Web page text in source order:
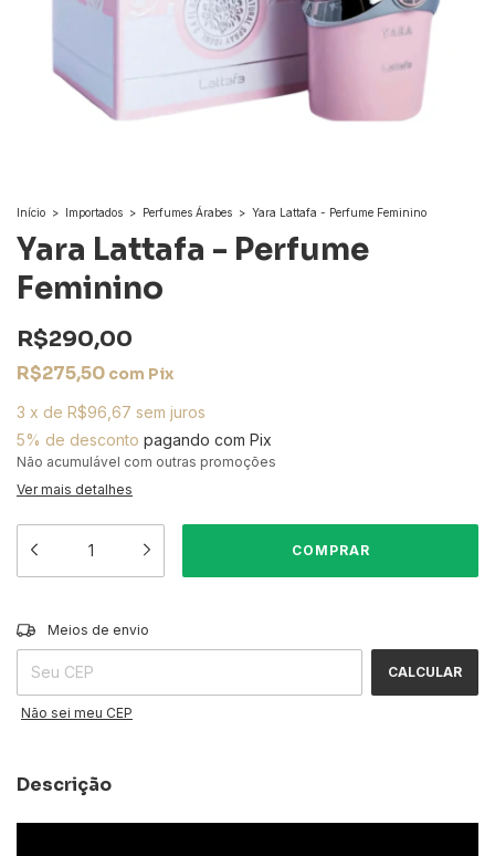
Início > Importados > Perfumes Árabes > Yara Lattafa - Perfume Feminino
Yara Lattafa - Perfume
Feminino
R$290,00
R$275,50 com Pix
3 x de R$96,67 sem juros
5% de desconto pagando com Pix
Não acumulável com outras promoções
Ver mais detalhes
Entregas para o CEP:
Meios de envio
CALCULAR
Não sei meu CEP
Descrição